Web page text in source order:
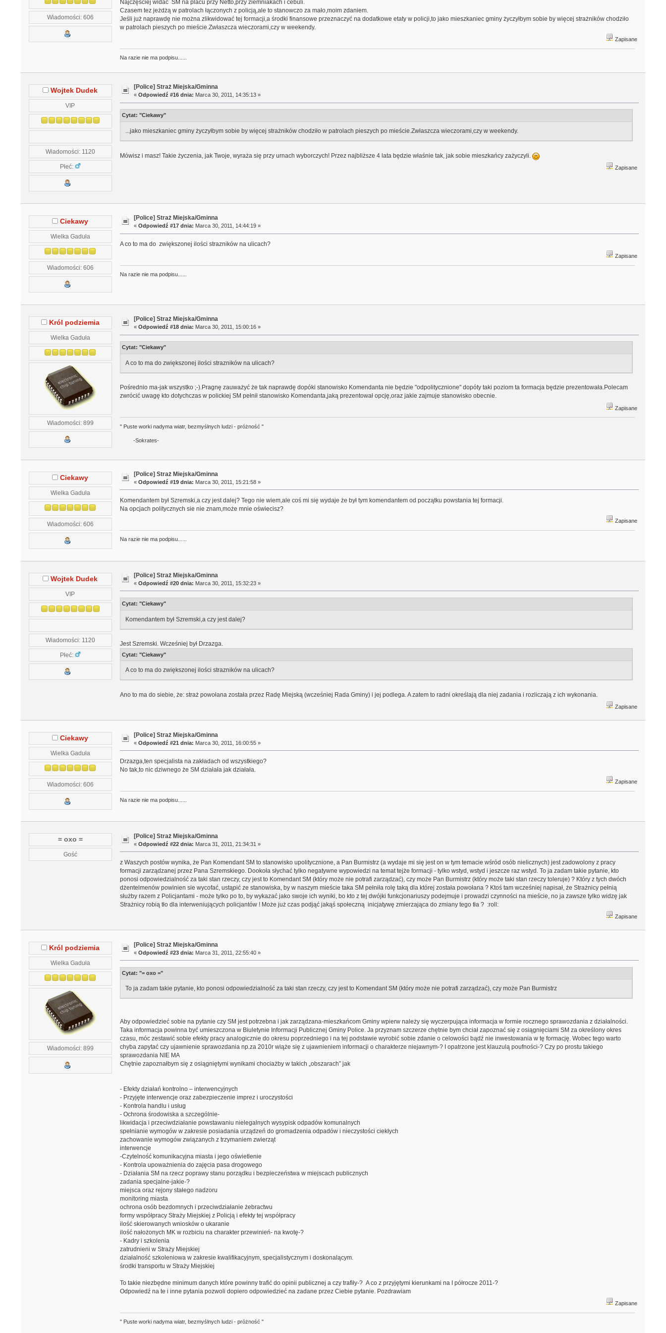
Wiadomości: 606
Najczęściej widać SM na placu przy Netto,przy ziemniakach i cebuli.
Czasem tez jeżdżą w patrolach łączonych z policją,ale to stanowczo za mało,moim zdaniem.
Jeśli już naprawdę nie można zlikwidować tej formacji,a środki finansowe przeznaczyć na dodatkowe etaty w policji,to jako mieszkaniec gminy życzyłbym sobie by więcej strażników chodziło
w patrolach pieszych po mieście.Zwłaszcza wieczorami,czy w weekendy.
Zapisane
Na razie nie ma podpisu......
Wojtek Dudek
VIP
Wiadomości: 1120
Płeć:
[Police] Straż Miejska/Gminna
«Odpowiedź #16 dnia: Marca 30, 2011, 14:35:13 »
Cytat: "Ciekawy"
...jako mieszkaniec gminy życzyłbym sobie by więcej strażników chodziło w patrolach pieszych po mieście.Zwłaszcza wieczorami,czy w weekendy.
Mówisz i masz! Takie życzenia, jak Twoje, wyraża się przy urnach wyborczych! Przez najbliższe 4 lata będzie właśnie tak, jak sobie mieszkańcy zażyczyli.
Zapisane
Ciekawy
Wielka Gaduła
Wiadomości: 606
[Police] Straż Miejska/Gminna
«Odpowiedź #17 dnia: Marca 30, 2011, 14:44:19 »
A co to ma do zwiększonej ilości strazników na ulicach?
Zapisane
Na razie nie ma podpisu......
Król podziemia
Wielka Gaduła
Wiadomości: 899
[Police] Straż Miejska/Gminna
«Odpowiedź #18 dnia: Marca 30, 2011, 15:00:16 »
Cytat: "Ciekawy"
A co to ma do zwiększonej ilości strazników na ulicach?
Pośrednio ma-jak wszystko ;-).Pragnę zauważyć że tak naprawdę dopóki stanowisko Komendanta nie będzie "odpolitycznione" dopóty taki poziom ta formacja będzie prezentowała.Polecam
zwrócić uwagę kto dotychczas w polickiej SM pełnił stanowisko Komendanta,jaką prezentował opcję,oraz jakie zajmuje stanowisko obecnie.
Zapisane
" Puste worki nadyma wiatr, bezmyślnych ludzi - próżność "
-Sokrates-
Ciekawy
Wielka Gaduła
Wiadomości: 606
[Police] Straż Miejska/Gminna
«Odpowiedź #19 dnia: Marca 30, 2011, 15:21:58 »
Komendantem był Szremski,a czy jest dalej? Tego nie wiem,ale coś mi się wydaje że był tym komendantem od początku powstania tej formacji.
Na opcjach politycznych sie nie znam,może mnie oświecisz?
Zapisane
Na razie nie ma podpisu......
Wojtek Dudek
VIP
Wiadomości: 1120
Płeć:
[Police] Straż Miejska/Gminna
«Odpowiedź #20 dnia: Marca 30, 2011, 15:32:23 »
Cytat: "Ciekawy"
Komendantem był Szremski,a czy jest dalej?
Jest Szremski. Wcześniej był Drzazga.
Cytat: "Ciekawy"
A co to ma do zwiększonej ilości strazników na ulicach?
Ano to ma do siebie, że: straż powołana została przez Radę Miejską (wcześniej Rada Gminy) i jej podlega. A zatem to radni określają dla niej zadania i rozliczają z ich wykonania.
Zapisane
Ciekawy
Wielka Gaduła
Wiadomości: 606
[Police] Straż Miejska/Gminna
«Odpowiedź #21 dnia: Marca 30, 2011, 16:00:55 »
Drzazga,ten specjalista na zakładach od wszystkiego?
No tak,to nic dziwnego że SM działała jak działała.
Zapisane
Na razie nie ma podpisu......
= oxo =
Gość
[Police] Straż Miejska/Gminna
«Odpowiedź #22 dnia: Marca 31, 2011, 21:34:31 »
z Waszych postów wynika, że Pan Komendant SM to stanowisko upolitycznione, a Pan Burmistrz (a wydaje mi się jest on w tym temacie wśród osób nielicznych) jest zadowolony z pracy
formacji zarządzanej przez Pana Szremskiego. Dookoła słychać tylko negatywne wypowiedzi na temat tejże formacji - tylko wstyd, wstyd i jeszcze raz wstyd. To ja zadam takie pytanie, kto
ponosi odpowiedzialność za taki stan rzeczy, czy jest to Komendant SM (który może nie potrafi zarządzać), czy może Pan Burmistrz (który może taki stan rzeczy toleruje) ? Który z tych dwóch
dżentelmenów powinien sie wycofać, ustąpić ze stanowiska, by w naszym mieście taka SM pełniła rolę taką dla której została powołana ? Ktoś tam wcześniej napisał, że Strażnicy pełnią
służby razem z Policjantami - może tylko po to, by wykazać jako swoje ich wyniki, bo kto z tej dwójki funkcjonariuszy podejmuje i prowadzi czynności na mieście, no ja zawsze tylko widzę jak
Strażnicy robią tło dla interweniujących policjantów ! Może już czas podjąć jakąś społeczną inicjatywę zmierzająca do zmiany tego tła ? :roll:
Zapisane
Król podziemia
Wielka Gaduła
Wiadomości: 899
[Police] Straż Miejska/Gminna
«Odpowiedź #23 dnia: Marca 31, 2011, 22:55:40 »
Cytat: "= oxo ="
To ja zadam takie pytanie, kto ponosi odpowiedzialność za taki stan rzeczy, czy jest to Komendant SM (który może nie potrafi zarządzać), czy może Pan Burmistrz
Aby odpowiedzieć sobie na pytanie czy SM jest potrzebna i jak zarządzana-mieszkańcom Gminy wpierw należy się wyczerpująca informacja w formie rocznego sprawozdania z działalności.
Taka informacja powinna być umieszczona w Biuletynie Informacji Publicznej Gminy Police. Ja przyznam szczerze chętnie bym chciał zapoznać się z osiągnięciami SM za określony okres
czasu, móc zestawić sobie efekty pracy analogicznie do okresu poprzedniego i na tej podstawie wyrobić sobie zdanie o celowości bądź nie inwestowania w tę formację. Wobec tego warto
chyba zapytać czy ujawnienie sprawozdania np.za 2010r wiąże się z ujawnieniem informacji o charakterze niejawnym-? I opatrzone jest klauzulą poufności-? Czy po prostu takiego
sprawozdania NIE MA
Chętnie zapoznałbym się z osiągniętymi wynikami chociażby w takich „obszarach” jak
- Efekty działań kontrolno – interwencyjnych
- Przyjęte interwencje oraz zabezpieczenie imprez i uroczystości
- Kontrola handlu i usług
- Ochrona środowiska a szczególnie-
likwidacja i przeciwdziałanie powstawaniu nielegalnych wysypisk odpadów komunalnych
spełnianie wymogów w zakresie posiadania urządzeń do gromadzenia odpadów i nieczystości ciekłych
zachowanie wymogów związanych z trzymaniem zwierząt
interwencje
-Czytelność komunikacyjna miasta i jego oświetlenie
- Kontrola upoważnienia do zajęcia pasa drogowego
- Działania SM na rzecz poprawy stanu porządku i bezpieczeństwa w miejscach publicznych
zadania specjalne-jakie-?
miejsca oraz rejony stałego nadzoru
monitoring miasta
ochrona osób bezdomnych i przeciwdziałanie żebractwu
formy współpracy Straży Miejskiej z Policją i efekty tej współpracy
ilość skierowanych wniosków o ukaranie
ilość nałożonych MK w rozbiciu na charakter przewinień- na kwotę-?
- Kadry i szkolenia
zatrudnieni w Straży Miejskiej
działalność szkoleniowa w zakresie kwalifikacyjnym, specjalistycznym i doskonalącym.
środki transportu w Straży Miejskiej
To takie niezbędne minimum danych które powinny trafić do opinii publicznej a czy trafiły-? A co z przyjętymi kierunkami na I półrocze 2011-?
Odpowiedź na te i inne pytania pozwoli dopiero odpowiedzieć na zadane przez Ciebie pytanie. Pozdrawiam
Zapisane
" Puste worki nadyma wiatr, bezmyślnych ludzi - próżność "